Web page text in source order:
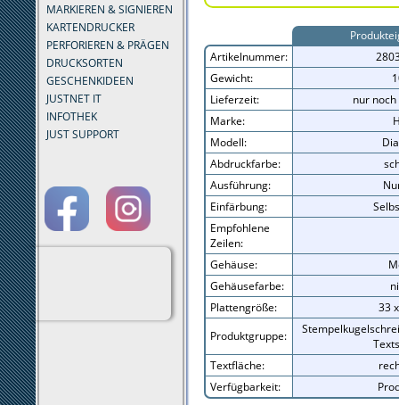
MARKIEREN & SIGNIEREN
KARTENDRUCKER
PERFORIEREN & PRÄGEN
DRUCKSORTEN
GESCHENKIDEEN
JUSTNET IT
INFOTHEK
JUST SUPPORT
Artikelnummer:
Gewicht:
Lieferzeit:
nur
Marke:
Modell:
Abdruckfarbe:
Ausführung:
Einfärbung:
Empfohlene
Zeilen:
Gehäuse:
Gehäusefarbe:
Plattengröße:
33
Produktgruppe:
Textfläche:
Verfügbarkeit: